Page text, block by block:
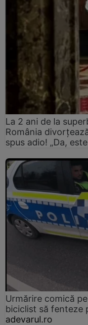
La 2 ani de la
România
spus adio! „Da,
Urmărire comică
biciclist să fenteze
adevarul.ro